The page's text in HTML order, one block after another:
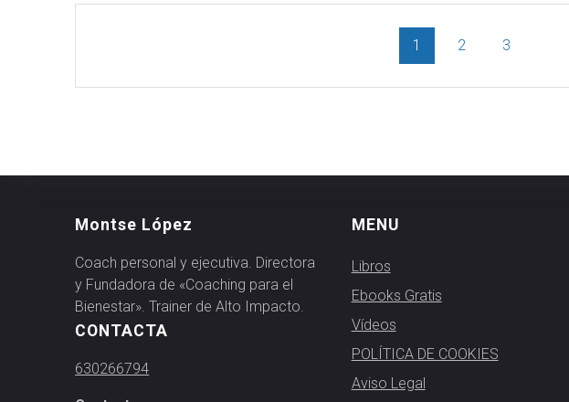
1 2 3
Montse López
Coach personal y ejecutiva. Directora
y Fundadora de «Coaching para el
Bienestar». Trainer de Alto Impacto.
CONTACTA
630266794
MENU
Libros
Ebooks Gratis
Vídeos
POLÍTICA DE COOKIES
Aviso Legal